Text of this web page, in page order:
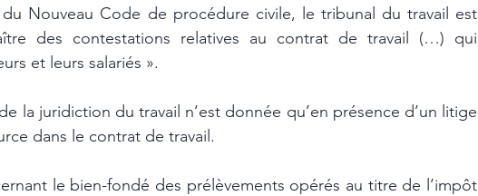
Nouveau Code de procédure civile, le tribunal du travail est
des contestations relatives au contrat de travail (…) qui
et leurs salariés ».
la juridiction du travail n’est donnée qu’en présence d’un litige
dans le contrat de travail.
le bien-fondé des prélèvements opérés au titre de l’impôt